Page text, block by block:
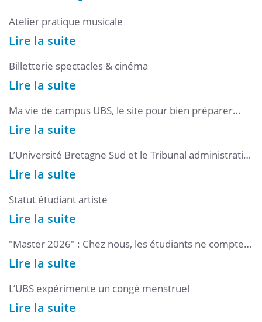
Atelier pratique musicale
Lire la suite
Billetterie spectacles & cinéma
Lire la suite
Ma vie de campus UBS, le site pour bien préparer
votre rentrée
Lire la suite
L’Université Bretagne Sud et le Tribunal administratif
de Rennes ont officialisé un partenariat stratégique
en droit public
Lire la suite
Statut étudiant artiste
Lire la suite
"Master 2026" : Chez nous, les étudiants ne comptent
pas pour du beurre !
Lire la suite
L’UBS expérimente un congé menstruel
Lire la suite